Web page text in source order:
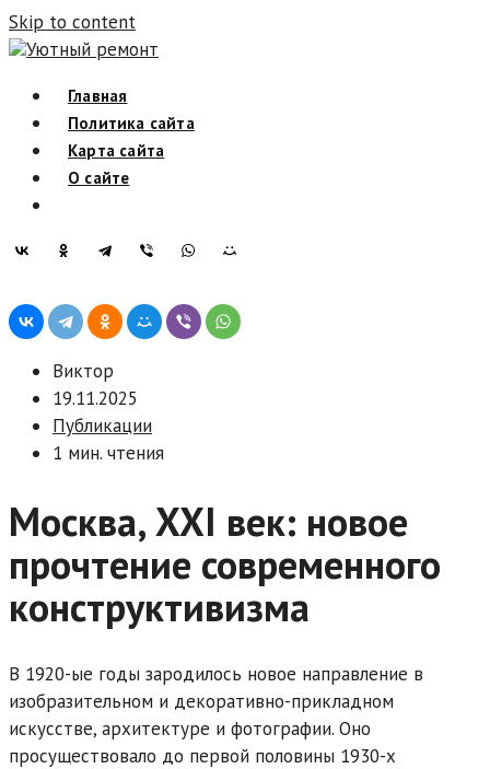
Skip to content
Уютный ремонт
Главная
Политика сайта
Карта сайта
О сайте
Виктор
19.11.2025
Публикации
1 мин. чтения
Москва, XXI век: новое
прочтение современного
конструктивизма
В 1920-ые годы зародилось новое направление в
изобразительном и декоративно-прикладном
искусстве, архитектуре и фотографии. Оно
просуществовало до первой половины 1930-х